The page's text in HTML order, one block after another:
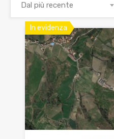
Dal più recente
In evidenza